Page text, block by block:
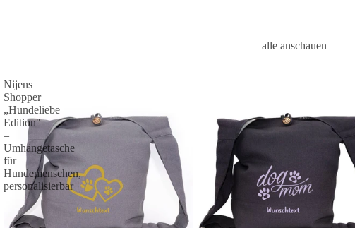
alle anschauen
Nijens
Shopper
„Hundeliebe
Edition"
–
Umhängetasche
für
Hundemenschen,
personalisierbar